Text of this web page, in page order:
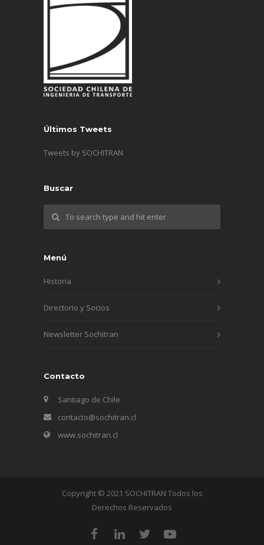
Últimos Tweets
Tweets by SOCHITRAN
Buscar
Menú
Historia
Directorio y Socios
Newsletter Sochitran
Contacto
Santiago de Chile
contacto@sochitran.cl
www.sochitran.cl
Copyright © 2021 SOCHITRAN Todos los
Derechos Reservados